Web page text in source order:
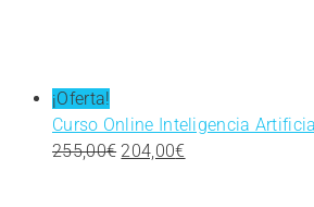
¡Oferta!
Curso Online Inteligencia
255,00€ El
204,00€